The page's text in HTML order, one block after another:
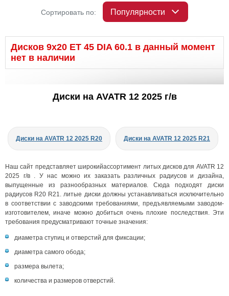
Сортировать по: Популярности
Дисков 9x20 ET 45 DIA 60.1 в данный момент
нет в наличии
Диски на AVATR 12 2025 г/в
Диски на AVATR 12 2025 R20 Диски на AVATR 12 2025 R21
Наш сайт представляет широкийассортимент литых дисков для AVATR 12
2025 г/в . У нас можно их заказать различных радиусов и дизайна,
выпущенные из разнообразных материалов. Сюда подходят диски
радиусов R20 R21. литые диски должны устанавливаться исключительно
в соответствии с заводскими требованиями, предъявляемыми заводом-
изготовителем, иначе можно добиться очень плохие последствия. Эти
требования предусматривают точные значения:
диаметра ступиц и отверстий для фиксации;
диаметра самого обода;
размера вылета;
количества и размеров отверстий.